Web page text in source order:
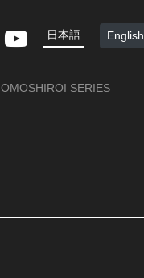
日本語 English
OMOSHIROI SERIES